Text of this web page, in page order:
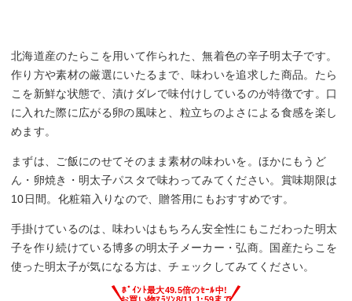
北海道産のたらこを用いて作られた、無着色の辛子明太子です。
作り方や素材の厳選にいたるまで、味わいを追求した商品。たら
こを新鮮な状態で、漬けダレで味付けしているのが特徴です。口
に入れた際に広がる卵の風味と、粒立ちのよさによる食感を楽し
めます。
まずは、ご飯にのせてそのまま素材の味わいを。ほかにもうど
ん・卵焼き・明太子パスタで味わってみてください。賞味期限は
10日間。化粧箱入りなので、贈答用にもおすすめです。
手掛けているのは、味わいはもちろん安全性にもこだわった明太
子を作り続けている博多の明太子メーカー・弘商。国産たらこを
使った明太子が気になる方は、チェックしてみてください。